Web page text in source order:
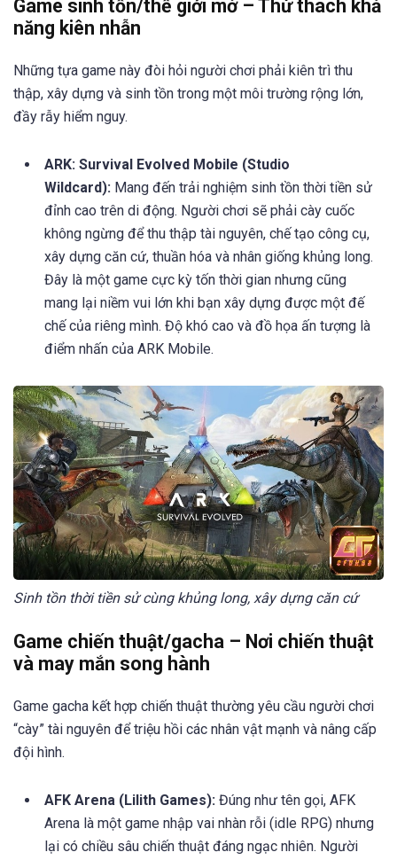
Game sinh tồn/thế giới mở – Thử thách khả
năng kiên nhẫn
Những tựa game này đòi hỏi người chơi phải kiên trì thu
thập, xây dựng và sinh tồn trong một môi trường rộng lớn,
đầy rẫy hiểm nguy.
ARK: Survival Evolved Mobile (Studio
Wildcard): Mang đến trải nghiệm sinh tồn thời tiền sử
đỉnh cao trên di động. Người chơi sẽ phải cày cuốc
không ngừng để thu thập tài nguyên, chế tạo công cụ,
xây dựng căn cứ, thuần hóa và nhân giống khủng long.
Đây là một game cực kỳ tốn thời gian nhưng cũng
mang lại niềm vui lớn khi bạn xây dựng được một đế
chế của riêng mình. Độ khó cao và đồ họa ấn tượng là
điểm nhấn của ARK Mobile.
Sinh tồn thời tiền sử cùng khủng long, xây dựng căn cứ
Game chiến thuật/gacha – Nơi chiến thuật
và may mắn song hành
Game gacha kết hợp chiến thuật thường yêu cầu người chơi
“cày” tài nguyên để triệu hồi các nhân vật mạnh và nâng cấp
đội hình.
AFK Arena (Lilith Games): Đúng như tên gọi, AFK
Arena là một game nhập vai nhàn rỗi (idle RPG) nhưng
lại có chiều sâu chiến thuật đáng ngạc nhiên. Người